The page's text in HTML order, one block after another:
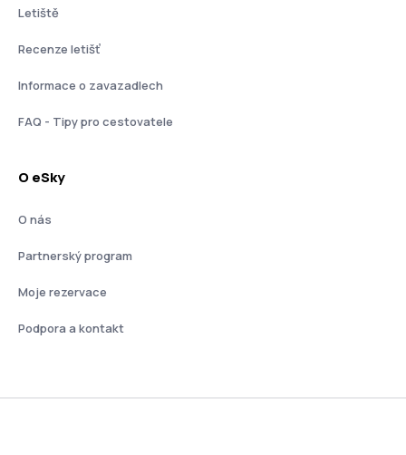
Letiště
Recenze letišť
Informace o zavazadlech
FAQ - Tipy pro cestovatele
O eSky
O nás
Partnerský program
Moje rezervace
Podpora a kontakt